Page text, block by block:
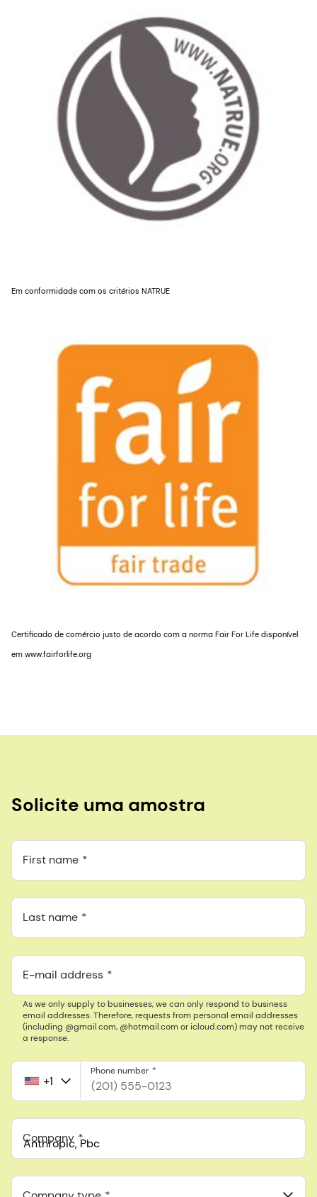
Em conformidade com os critérios NATRUE
Certificado de comércio justo de acordo com a norma Fair For Life disponível
em www.fairforlife.org
Solicite uma amostra
First name
Last name
E-mail address
As we only supply to businesses, we can only respond to business
email addresses. Therefore, requests from personal email addresses
(including @gmail.com, @hotmail.com or icloud.com) may not receive
a response.
United
+1
Phone number
Company
Anthropic, PBC
548 Market St Pmb 90375, San Francisco, California, US